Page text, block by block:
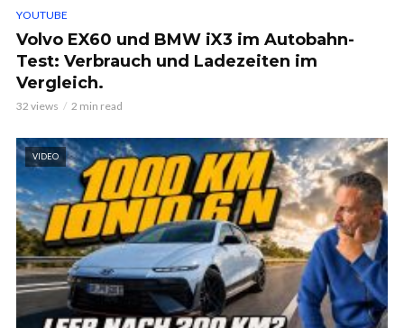
YOUTUBE
Volvo EX60 und BMW iX3 im Autobahn-
Test: Verbrauch und Ladezeiten im
Vergleich.
32 views 2 min read
VIDEO